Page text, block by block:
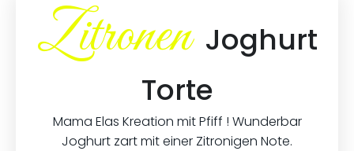
ZitronenJoghurt
Torte
Mama Elas Kreation mit Pfiff ! Wunderbar
Joghurt zart mit einer Zitronigen Note.